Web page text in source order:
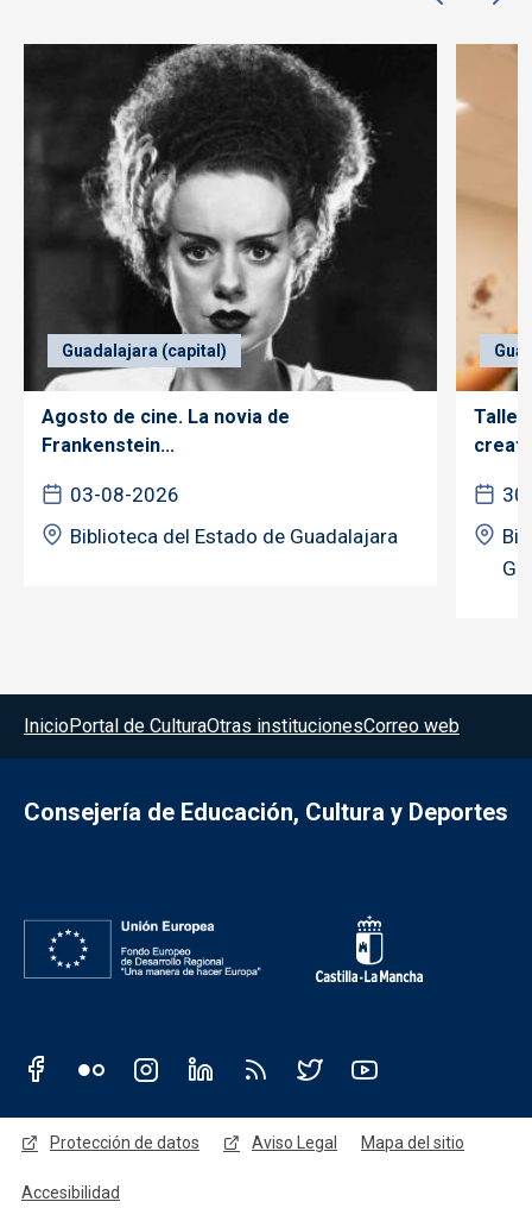
Guadalajara (capital)
Agosto de cine. La novia de
Frankenstein...
03-08-2026
Biblioteca del Estado de Guadalajara
Taller
Menú del pie
InicioPortal de CulturaOtras institucionesCorreo web
Consejería de Educación, Cultura y Deportes
Redes sociales JCCM
Menú legal
Protección de datos Aviso Legal Mapa del sitio
Accesibilidad